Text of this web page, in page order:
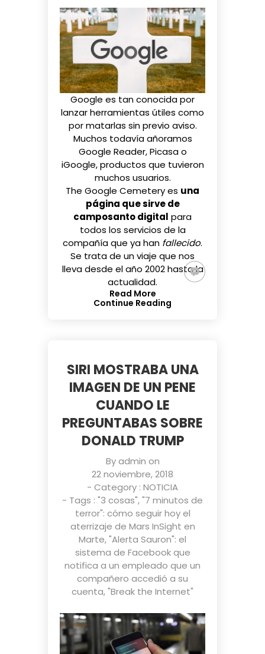
Google es tan conocida por
lanzar herramientas útiles como
por matarlas sin previo aviso.
Muchos todavía añoramos
Google Reader, Picasa o
iGoogle, productos que tuvieron
muchos usuarios.
The Google Cemeteryes una
página que sirve de
camposanto digital para
todos los servicios de la
compañía que ya han fallecido.
Se trata de un viaje que nos
lleva desde el año 2002 hasta la
actualidad.
Read More
Continue Reading
SIRI MOSTRABA UNA
IMAGEN DE UN PENE
CUANDO LE
PREGUNTABAS SOBRE
DONALD TRUMP
Byadmin on
22 noviembre, 2018
- Category : NOTICIA
- Tags : "3 cosas","7 minutos de
terror": cómo seguir hoy el
aterrizaje de Mars InSight en
Marte,"Alerta Sauron": el
sistema de Facebook que
notifica a un empleado que un
compañero accedió a su
cuenta,"Break the Internet"